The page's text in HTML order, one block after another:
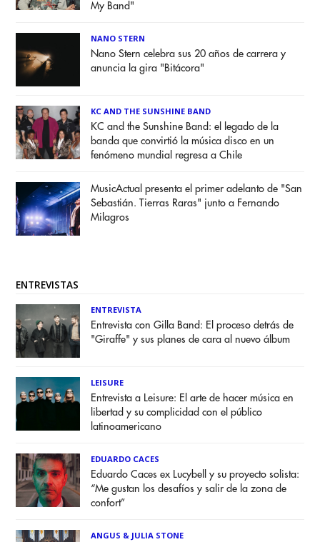
My Band"
NANO STERN
Nano Stern celebra sus 20 años de carrera y
anuncia la gira "Bitácora"
KC AND THE SUNSHINE BAND
KC and the Sunshine Band: el legado de la
banda que convirtió la música disco en un
fenómeno mundial regresa a Chile
MusicActual presenta el primer adelanto de "San
Sebastián. Tierras Raras" junto a Fernando
Milagros
ENTREVISTAS
ENTREVISTA
Entrevista con Gilla Band: El proceso detrás de
"Giraffe" y sus planes de cara al nuevo álbum
LEISURE
Entrevista a Leisure: El arte de hacer música en
libertad y su complicidad con el público
latinoamericano
EDUARDO CACES
Eduardo Caces ex Lucybell y su proyecto solista:
“Me gustan los desafíos y salir de la zona de
confort”
ANGUS & JULIA STONE